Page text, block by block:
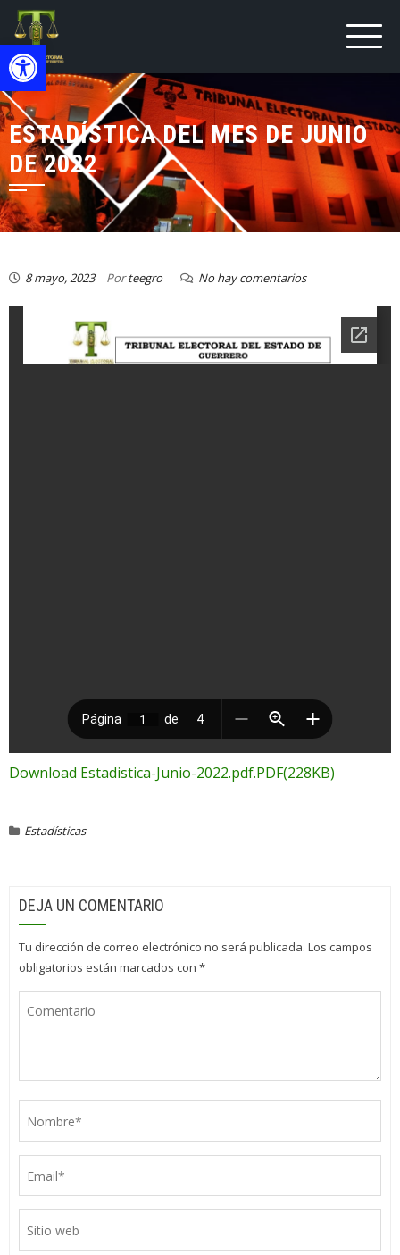
Open toolbar
ESTADÍSTICA DEL MES DE JUNIO
DE 2022
8 mayo, 2023 Porteegro No hay comentarios
Download Estadistica-Junio-2022.pdf.PDF(228KB)
Estadísticas
DEJA UN COMENTARIO
Tu dirección de correo electrónico no será publicada. Los campos
obligatorios están marcados con *